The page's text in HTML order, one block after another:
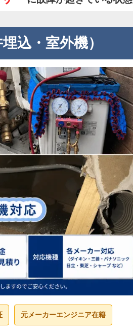
込・室外機）
元メーカーエンジニア在籍